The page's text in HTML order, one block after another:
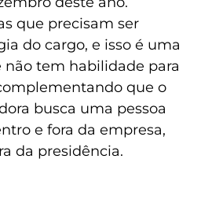
que precisam ser
do cargo, e isso é uma
não tem habilidade para
que o
busca uma pessoa
e fora da empresa,
da presidência.